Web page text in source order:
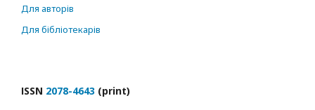
Для авторів
Для бібліотекарів
ІSSN 2078-4643 (print)